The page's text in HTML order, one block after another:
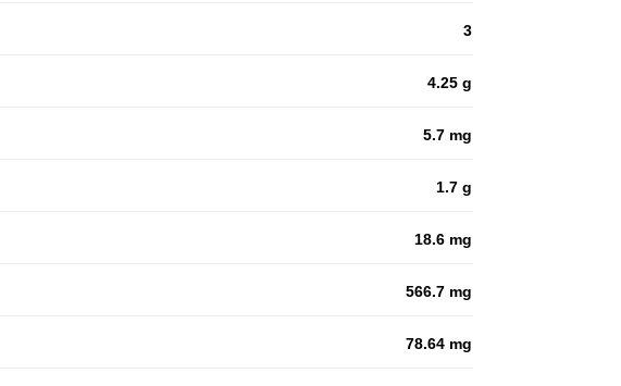
3
4.25 g
5.7 mg
1.7 g
18.6 mg
566.7 mg
78.64 mg